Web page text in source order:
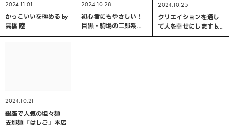
2024.11.01
かっこいいを極める by
高橋 陸
2024.10.28
初心者にもやさしい！
目黒・駒場の二郎系イ
ンスパイア「千里眼」
2024.10.25
クリエイションを通し
て人を幸せにします by
鳴澤 良介
2024.10.21
銀座で人気の坦々麺
支那麺「はしご」本店